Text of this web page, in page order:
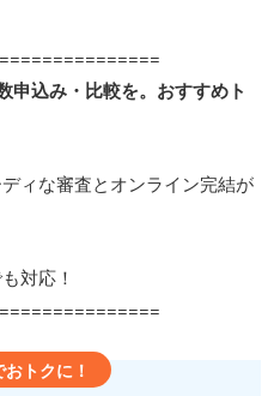
申込み・比較を。おすすめト
ィな審査とオンライン完結が
対応！
トクに！